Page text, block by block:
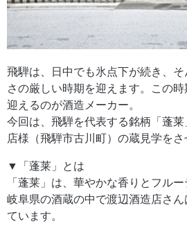
飛騨は、日中でも氷点下が続き、
さの厳しい時期を迎えます。この
迎えるのが酒造メーカー。
今回は、飛騨を代表する銘柄「蓬
店様（飛騨市古川町）の蔵見学をさ
▼「蓬莱」とは
「蓬莱」は、華やかな香りとフルー
岐阜県の酒蔵の中で渡辺酒造店さ
ています。